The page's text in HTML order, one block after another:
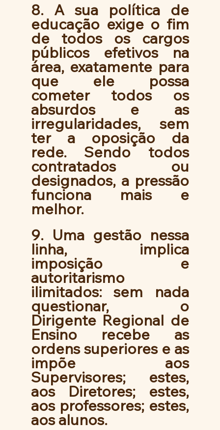
8. A sua política de
educação exige o fim
de todos os cargos
públicos efetivos na
área, exatamente para
que ele possa
cometer todos os
absurdos e as
irregularidades, sem
ter a oposição da
rede. Sendo todos
contratados ou
designados, a pressão
funciona mais e
melhor.
9. Uma gestão nessa
linha, implica
imposição e
autoritarismo
ilimitados: sem nada
questionar, o
Dirigente Regional de
Ensino recebe as
ordens superiores e as
impõe aos
Supervisores; estes,
aos Diretores; estes,
aos professores; estes,
aos alunos.